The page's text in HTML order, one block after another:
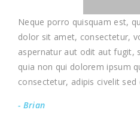
Neque porro quisquam est,
dolor sit amet, consectetur,
aspernatur aut odit aut fugit,
quia non qui dolorem ipsum
consectetur, adipis civelit
- Brian